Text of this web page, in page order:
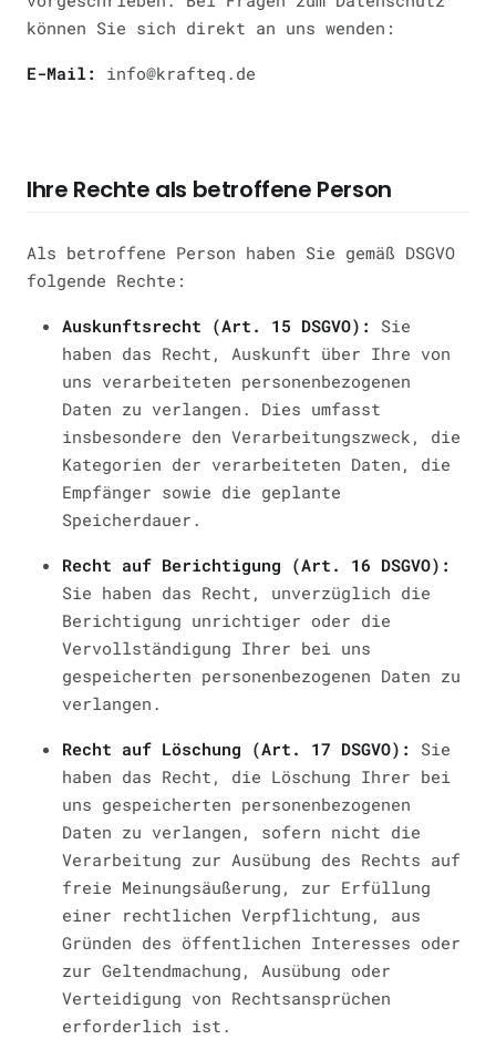
können Sie sich direkt an uns wenden:
E-Mail: info@krafteq.de
Ihre Rechte als betroffene Person
Als betroffene Person haben Sie gemäß DSGVO
folgende Rechte:
Auskunftsrecht (Art. 15 DSGVO):
Sie
haben das Recht, Auskunft über Ihre von
uns verarbeiteten personenbezogenen
Daten zu verlangen. Dies umfasst
insbesondere den Verarbeitungszweck, die
Kategorien der verarbeiteten Daten, die
Empfänger sowie die geplante
Speicherdauer.
Recht auf Berichtigung (Art. 16 DSGVO):
Sie haben das Recht, unverzüglich die
Berichtigung unrichtiger oder die
Vervollständigung Ihrer bei uns
gespeicherten personenbezogenen Daten zu
verlangen.
Recht auf Löschung (Art. 17 DSGVO):
Sie
haben das Recht, die Löschung Ihrer bei
uns gespeicherten personenbezogenen
Daten zu verlangen, sofern nicht die
Verarbeitung zur Ausübung des Rechts auf
freie Meinungsäußerung, zur Erfüllung
einer rechtlichen Verpflichtung, aus
Gründen des öffentlichen Interesses oder
zur Geltendmachung, Ausübung oder
Verteidigung von Rechtsansprüchen
erforderlich ist.